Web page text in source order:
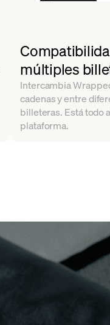
múltiples
Intercambia
cadenas y entre
billeteras. Está todo
plataforma.